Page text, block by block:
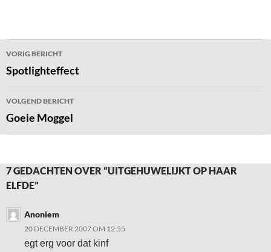
Bericht
navigatie
VORIG BERICHT
Spotlighteffect
VOLGEND BERICHT
Goeie Moggel
7 GEDACHTEN OVER “UITGEHUWELIJKT OP HAAR
ELFDE”
Anoniem
20 DECEMBER 2007 OM 12:55
egt erg voor dat kinf